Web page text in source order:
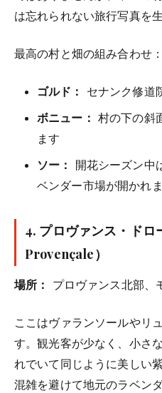
は忘れられない旅行写真を
最高の村と畑の組み合わせ：
ゴルド：
セナンク修道
ボニュー： 村の下の斜
ます
ソー：
開花シーズン中
ベンダー市場が開かれ
4. プロヴァンス・ド
Provençale）
場所： プロヴァンス北部、
ここはヴァランソールやリ
す。観光客が少なく、小さ
れでいて同じように美しい
混雑を避けて地元のラベン